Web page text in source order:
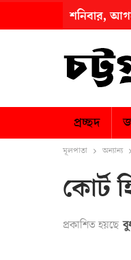
শনিবার,
প্রচ্ছদ
মূলপাতা অন্যান্য
কোর্ট
প্রকাশিত হয়ছে